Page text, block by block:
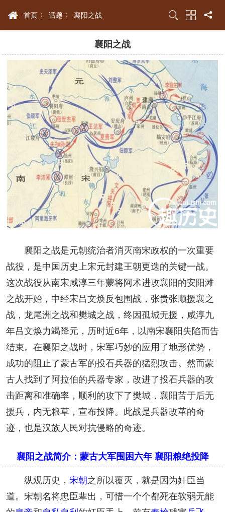
首页 〉 话题 〉 襄阳之战
襄阳之战
襄阳之战是元朝统治者消灭南宋政权的一次重要
战役，是中国历史上宋元封建王朝更迭的关键一战。
这次战役从南宋咸淳三年蒙将阿术进攻襄阳的安阳滩
之战开始，中经宋吕文焕反包围战，张贵张顺援襄之
战，龙尾洲之战和樊城之战，终因孤城无援，咸淳九
年吕文焕力竭降元，历时近6年，以南宋襄阳失陷而告
结束。在襄阳之战时，宋军巧妙的应用了地形优势，
成功的阻止了蒙古军的投石兵器的猛烈攻击。然而蒙
古人找到了阿拉伯的兵器专家，改进了投石兵器的攻
击距离和准确率，顺利的攻下了樊城，襄阳苦于后无
援兵，内无粮草，宣布投降。此战是兵器改革的奇
迹，也是汉族人民对抗侵略的奇迹。
襄阳之战简介：蒙古大军围困六年 襄阳粮绝投降
纵观历史， 宋朝 之所以覆灭，就是因为奸臣当
道。宋朝名将忠臣辈出，可惜一个个都死在软弱无能